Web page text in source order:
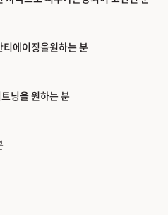
에이징을원하는 분
닝을 원하는 분